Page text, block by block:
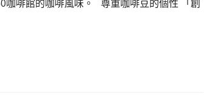
咖啡館的咖啡風味。 尊重咖啡豆的個性 「創